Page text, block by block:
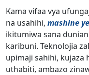
Kama vifaa vya
na usahihi, mashine
ikitumiwa sana
karibuni. Teknolojia
upimaji sahihi, kujaza
uthabiti, ambazo